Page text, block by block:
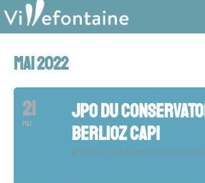
MAI 2022
21
MAI
JPO DU
BERLIOZ CAPI
Ecole Gui d'Arezzo